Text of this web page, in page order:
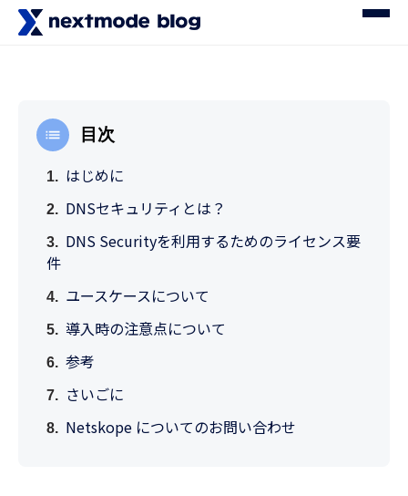
目次
はじめに
DNSセキュリティとは？
DNS Securityを利用するためのライセンス要
件
ユースケースについて
導入時の注意点について
参考
さいごに
Netskope についてのお問い合わせ